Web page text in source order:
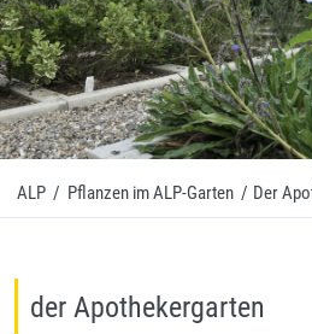
ALP / Pflanzen im ALP-Garten / Der
der Apothekergarten